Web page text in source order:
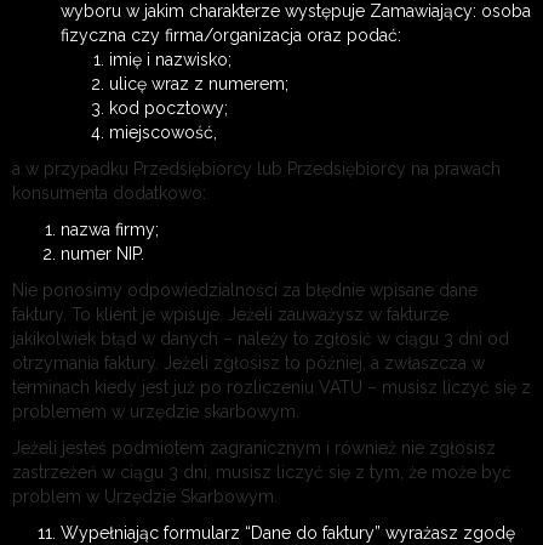
wyboru w jakim charakterze występuje Zamawiający: osoba
fizyczna czy firma/organizacja oraz podać:
imię i nazwisko;
ulicę wraz z numerem;
kod pocztowy;
miejscowość,
a w przypadku Przedsiębiorcy lub Przedsiębiorcy na prawach
konsumenta dodatkowo:
nazwa firmy;
numer NIP.
Nie ponosimy odpowiedzialności za błędnie wpisane dane
faktury. To klient je wpisuje. Jeżeli zauważysz w fakturze
jakikolwiek błąd w danych – należy to zgłosić w ciągu 3 dni od
otrzymania faktury. Jeżeli zgłosisz to później, a zwłaszcza w
terminach kiedy jest już po rozliczeniu VATU – musisz liczyć się z
problemem w urzędzie skarbowym.
Jeżeli jesteś podmiotem zagranicznym i również nie zgłosisz
zastrzeżeń w ciągu 3 dni, musisz liczyć się z tym, że może być
problem w Urzędzie Skarbowym.
Wypełniając formularz “Dane do faktury” wyrażasz zgodę